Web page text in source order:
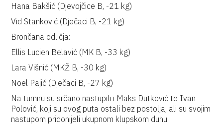
Hana Bakšić (Djevojčice B, -21 kg)
Vid Stanković (Dječaci B, -21 kg)
Brončana odličja:
Ellis Lucien Belavić (MK B, -33 kg)
Lara Višnić (MKŽ B, -30 kg)
Noel Pajić (Dječaci B, -27 kg)
Na turniru su srčano nastupili i Maks Dutković te Ivan
Polović, koji su ovog puta ostali bez postolja, ali su svojim
nastupom pridonijeli ukupnom klupskom duhu.